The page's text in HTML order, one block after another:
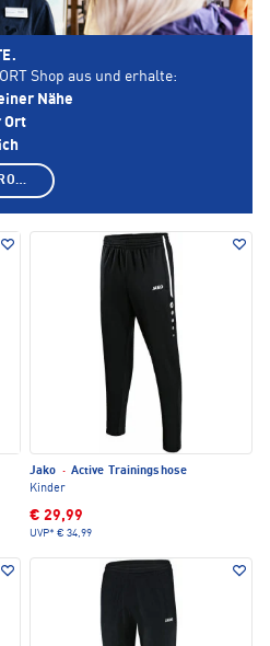
Jako · Active Trainingshose
Kinder
€ 29,99
UVP* € 34,99
Shop aus und erhalte:
Nähe
Ort
SHOP AUSWÄHLEN UND PRODUKTE ANZEIGEN